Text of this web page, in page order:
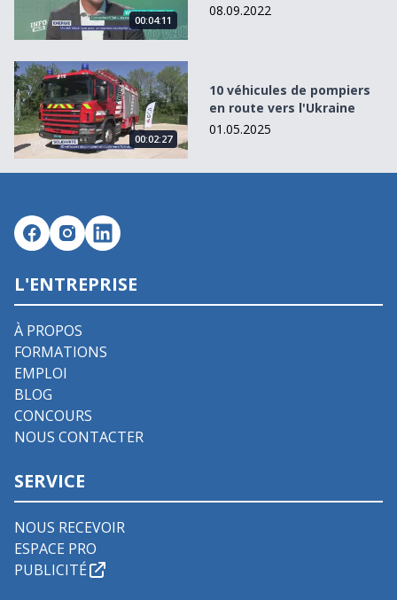
00:04:11
08.09.2022
10 véhicules de pompiers en route vers l&#039;Ukraine
00:02:27
10 véhicules de pompiers
en route vers l'Ukraine
01.05.2025
L'ENTREPRISE
À PROPOS
FORMATIONS
EMPLOI
BLOG
CONCOURS
NOUS CONTACTER
SERVICE
NOUS RECEVOIR
ESPACE PRO
PUBLICITÉ